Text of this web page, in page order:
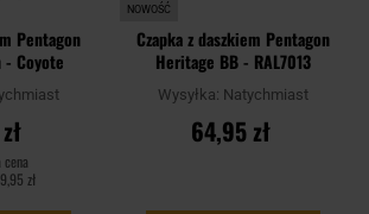
Pentagon
Coyote
cena
zł
NOWOŚĆ
Czapka z daszkiem Pentagon
Heritage BB - RAL7013
Wysyłka: Natychmiast
64,95 zł